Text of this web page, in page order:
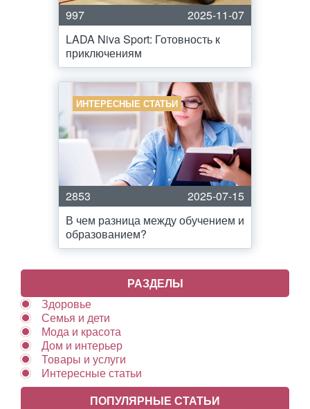
997
2025-11-07
LADA Niva Sport: Готовность к
приключениям
ИНТЕРЕСНЫЕ СТАТЬИ
2853
2025-07-15
В чем разница между обучением и
образованием?
РАЗДЕЛЫ
Здоровье
Семья и дети
Мода и красота
Дом и интерьер
Товары и услуги
Интересные статьи
ПОПУЛЯРНЫЕ СТАТЬИ